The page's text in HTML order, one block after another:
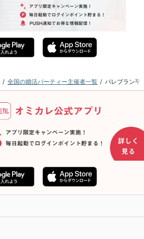
全国の婚活パーティー主催者一覧 パレプラン平